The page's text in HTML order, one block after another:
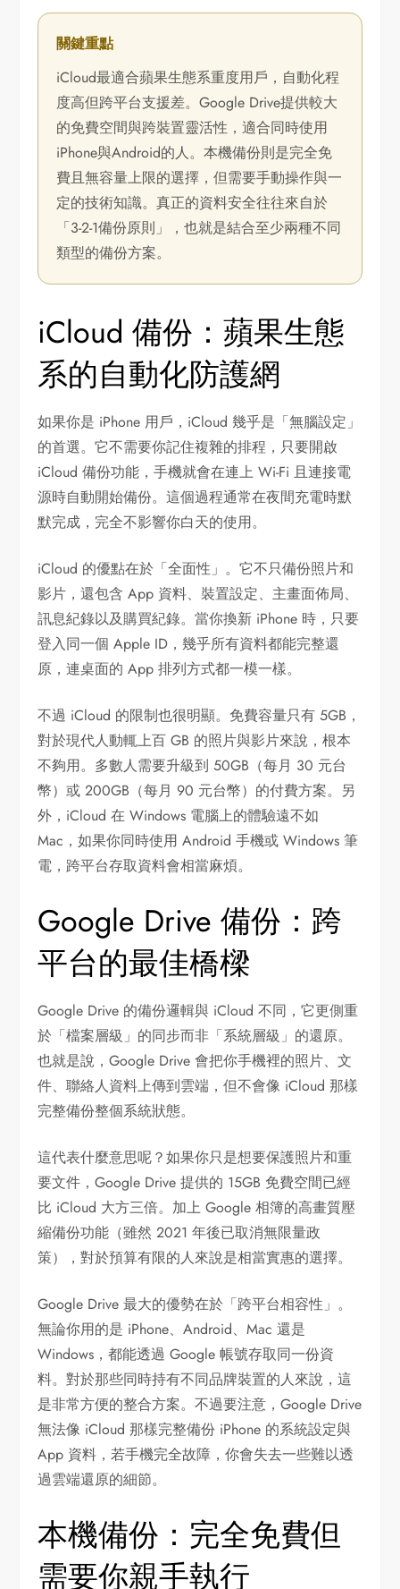
關鍵重點
iCloud最適合蘋果生態系重度用戶，自動化程
度高但跨平台支援差。Google Drive提供較大
的免費空間與跨裝置靈活性，適合同時使用
iPhone與Android的人。本機備份則是完全免
費且無容量上限的選擇，但需要手動操作與一
定的技術知識。真正的資料安全往往來自於
「3-2-1備份原則」，也就是結合至少兩種不同
類型的備份方案。
iCloud 備份：蘋果生態
系的自動化防護網
如果你是 iPhone 用戶，iCloud 幾乎是「無腦設定」
的首選。它不需要你記住複雜的排程，只要開啟
iCloud 備份功能，手機就會在連上 Wi-Fi 且連接電
源時自動開始備份。這個過程通常在夜間充電時默
默完成，完全不影響你白天的使用。
iCloud 的優點在於「全面性」。它不只備份照片和
影片，還包含 App 資料、裝置設定、主畫面佈局、
訊息紀錄以及購買紀錄。當你換新 iPhone 時，只要
登入同一個 Apple ID，幾乎所有資料都能完整還
原，連桌面的 App 排列方式都一模一樣。
不過 iCloud 的限制也很明顯。免費容量只有 5GB，
對於現代人動輒上百 GB 的照片與影片來說，根本
不夠用。多數人需要升級到 50GB（每月 30 元台
幣）或 200GB（每月 90 元台幣）的付費方案。另
外，iCloud 在 Windows 電腦上的體驗遠不如
Mac，如果你同時使用 Android 手機或 Windows 筆
電，跨平台存取資料會相當麻煩。
Google Drive 備份：跨
平台的最佳橋樑
Google Drive 的備份邏輯與 iCloud 不同，它更側重
於「檔案層級」的同步而非「系統層級」的還原。
也就是說，Google Drive 會把你手機裡的照片、文
件、聯絡人資料上傳到雲端，但不會像 iCloud 那樣
完整備份整個系統狀態。
這代表什麼意思呢？如果你只是想要保護照片和重
要文件，Google Drive 提供的 15GB 免費空間已經
比 iCloud 大方三倍。加上 Google 相簿的高畫質壓
縮備份功能（雖然 2021 年後已取消無限量政
策），對於預算有限的人來說是相當實惠的選擇。
Google Drive 最大的優勢在於「跨平台相容性」。
無論你用的是 iPhone、Android、Mac 還是
Windows，都能透過 Google 帳號存取同一份資
料。對於那些同時持有不同品牌裝置的人來說，這
是非常方便的整合方案。不過要注意，Google Drive
無法像 iCloud 那樣完整備份 iPhone 的系統設定與
App 資料，若手機完全故障，你會失去一些難以透
過雲端還原的細節。
本機備份：完全免費但
需要你親手執行